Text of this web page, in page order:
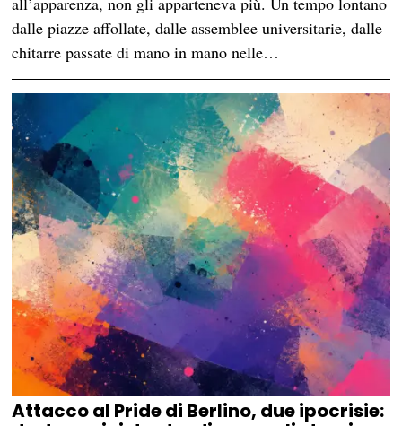
dalle piazze affollate, dalle assemblee universitarie, dalle
chitarre passate di mano in mano nelle…
Attacco al Pride di Berlino, due ipocrisie: